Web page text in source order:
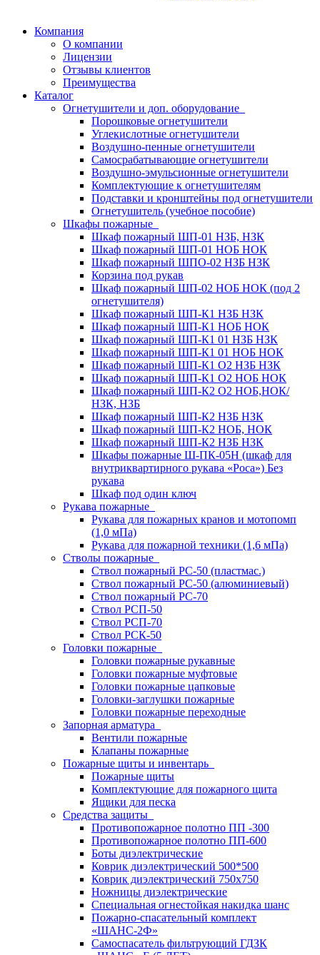
Компания
О компании
Лицензии
Отзывы клиентов
Преимущества
Каталог
Огнетушители и доп. оборудование
Порошковые огнетушители
Углекислотные огнетушители
Воздушно-пенные огнетушители
Самосрабатывающие огнетушители
Воздушно-эмульсионные огнетушители
Комплектующие к огнетушителям
Подставки и кронштейны под огнетушители
Огнетушитель (учебное пособие)
Шкафы пожарные
Шкаф пожарный ШП-01 НЗБ, НЗК
Шкаф пожарный ШП-01 НОБ НОК
Шкаф пожарный ШПО-02 НЗБ НЗК
Корзина под рукав
Шкаф пожарный ШП-02 НОБ НОК (под 2
огнетушителя)
Шкаф пожарный ШП-К1 НЗБ НЗК
Шкаф пожарный ШП-К1 НОБ НОК
Шкаф пожарный ШП-К1 01 НЗБ НЗК
Шкаф пожарный ШП-К1 01 НОБ НОК
Шкаф пожарный ШП-К1 О2 НЗБ НЗК
Шкаф пожарный ШП-К1 О2 НОБ НОК
Шкаф пожарный ШП-К2 О2 НОБ,НОК/
НЗК, НЗБ
Шкаф пожарный ШП-К2 НЗБ НЗК
Шкаф пожарный ШП-К2 НОБ, НОК
Шкаф пожарный ШП-К2 НЗБ НЗК
Шкафы пожарные Ш-ПК-05Н (шкаф для
внутриквартирного рукава «Роса») Без
рукава
Шкаф под один ключ
Рукава пожарные
Рукава для пожарных кранов и мотопомп
(1,0 мПа)
Рукава для пожарной техники (1,6 мПа)
Стволы пожарные
Ствол пожарный РС-50 (пластмас.)
Ствол пожарный РС-50 (алюминиевый)
Ствол пожарный РС-70
Ствол РСП-50
Ствол РСП-70
Ствол РСК-50
Головки пожарные
Головки пожарные рукавные
Головки пожарные муфтовые
Головки пожарные цапковые
Головки-заглушки пожарные
Головки пожарные переходные
Запорная арматура
Вентили пожарные
Клапаны пожарные
Пожарные щиты и инвентарь
Пожарные щиты
Комплектующие для пожарного щита
Ящики для песка
Средства защиты
Противопожарное полотно ПП -300
Противопожарное полотно ПП-600
Боты диэлектрические
Коврик диэлектрический 500*500
Коврик диэлектрический 750х750
Ножницы диэлектрические
Специальная огнестойкая накидка шанс
Пожарно-спасательный комплект
«ШАНС-2Ф»
Самоспасатель фильтрующий ГДЗК